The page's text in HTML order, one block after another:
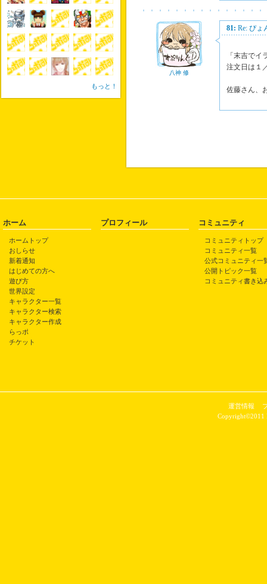
八神 修
81: Re: ぴ
「末吉でイ
注文日は１
佐藤さん、
もっと！
ホーム
ホームトップ
おしらせ
新着通知
はじめての方へ
遊び方
世界設定
キャラクター一覧
キャラクター検索
キャラクター作成
らっポ
チケット
プロフィール コミュニティ
コミュニティトップ
コミュニティ一覧
公式コミュニティ一
公開トピック一覧
コミュニティ書き込
運営情報
Copyright©2011